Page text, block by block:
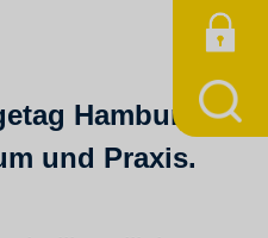
Hamburg
und Praxis.